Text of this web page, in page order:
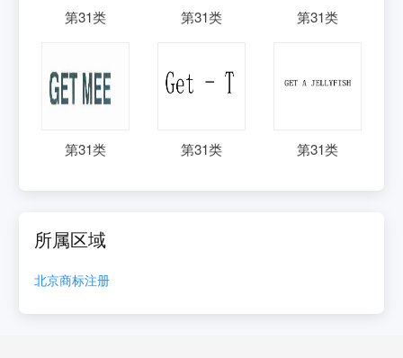
第31类 第31类 第31类
第31类 第31类 第31类
所属区域
北京商标注册